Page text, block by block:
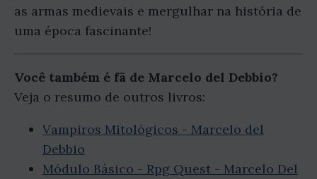
as armas medievais e mergulhar na história de
uma época fascinante!
Você também é fã de Marcelo del Debbio?
Veja o resumo de outros livros:
Vampiros Mitológicos - Marcelo del
Debbio
Módulo Básico - Rpg Quest - Marcelo Del